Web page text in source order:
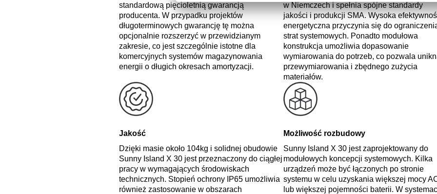
standardową pięcioletnią gwarancją
producenta. W przypadku projektów
długoterminowych gwarancję tę można
opcjonalnie rozszerzyć w przewidzianym
zakresie, co jest szczególnie istotne dla
komercyjnych systemów magazynowania
energii o długich okresach amortyzacji.
w Niemczech i spełnia spójne standardy
jakości i produkcji SMA. Wysoka
energetyczna przyczynia się do
strat systemowych. Ponadto modułowa
konstrukcja umożliwia dopasowanie
wymiarowania do potrzeb, co pozwala
przewymiarowania i zbędnego zużycia
materiałów.
Jakość
Dzięki masie około 104kg i solidnej obudowie
Sunny Island X 30 jest przeznaczony do ciągłej
pracy w wymagających środowiskach
technicznych. Stopień ochrony IP65 umożliwia
również zastosowanie w obszarach
Możliwość rozbudowy
Sunny Island X 30 jest zaprojektowany do
modułowych koncepcji systemowych. Kilka
urządzeń może być łączonych po stronie
systemu w celu uzyskania większej mocy
lub większej pojemności baterii. W